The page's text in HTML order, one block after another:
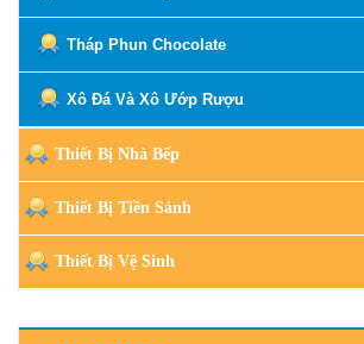
Tháp Phun Chocolate
Xô Đá Và Xô Ướp Rượu
Thiết Bị Nhà Bếp
Thiết Bị Tiền Sảnh
Thiết Bị Vệ Sinh